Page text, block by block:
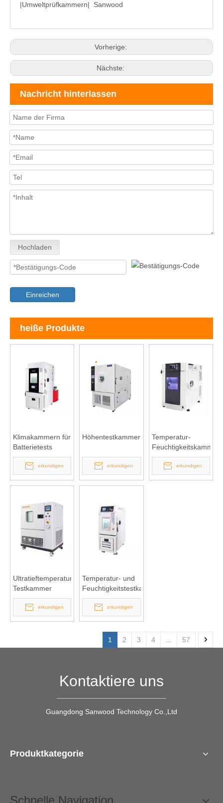
|Umweltprüfkammern| Sanwood
Vorherige:
Nächste:
Nachricht hinterlassen
Hochladen
Einreichen
heiße Produkte
Klimakammern für
Batterietests
erkundigen
Höhentestkammer
erkundigen
Temperatur-
Feuchtigkeitskammer
vom Tischmodell
erkundigen
Ultratieftemperatur-
Testkammer
erkundigen
Temperatur- und
Feuchtigkeitstestkammer
erkundigen
1 2 3 4 57
Kontaktiere uns
Guangdong Sanwood Technology Co.,Ltd
Produktkategorie
Schnelle Navigation